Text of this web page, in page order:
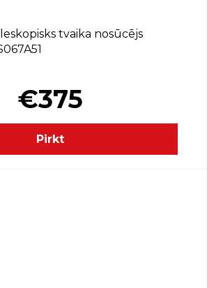
tvaika nosūcējs
€375
Pirkt